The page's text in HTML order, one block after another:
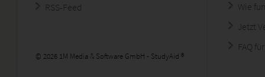
RSS-Feed
© 2026 1M Media & Software GmbH - StudyAid ®
Wie
Jetzt
FAQ